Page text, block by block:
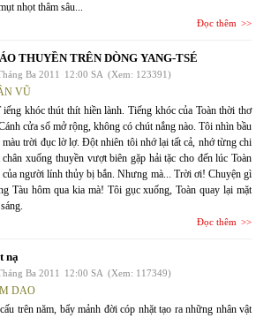
nhọt thâm sâu...
Đọc thêm
THUYỀN TRÊN DÒNG YANG-TSÉ
Ba 2011 12:00 SA (Xem: 123391)
VŨ
iếng khóc thút thít hiền lành. Tiếng khóc của Toàn thời thơ
cửa sổ mở rộng, không có chút nắng nào. Tôi nhìn bầu
màu trời đục lờ lợ. Đột nhiên tôi nhớ lại tất cả, nhớ từng chi
xuống thuyền vượt biên gặp hải tặc cho đến lúc Toàn
của người lính thủy bị bắn. Nhưng mà... Trời ơi! Chuyện gì
Tàu hôm qua kia mà! Tôi gục xuống, Toàn quay lại mặt
Đọc thêm
nạ
Ba 2011 12:00 SA (Xem: 117349)
DAO
trên năm, bẩy mảnh đời cóp nhặt tạo ra những nhân vật